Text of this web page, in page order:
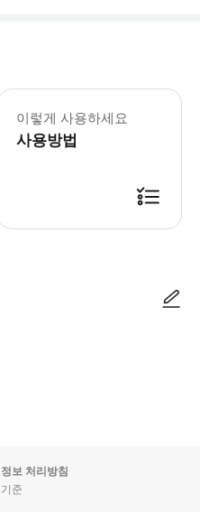
크 던전 월요일-일요일: 10:30-
* 10개의 라이브 쇼, 75분간의 엔터
이렇게 사용하세요
사용방법
보 처리방침
준